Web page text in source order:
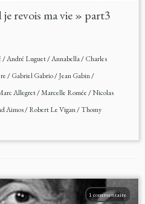
revois ma vie » part3
/André Luguet/Annabella/Charles
/Gabriel Gabrio/Jean Gabin/
Allegret/Marcelle Romée/Nicolas
Aimos/Robert Le Vigan/Thomy
1 commentaire